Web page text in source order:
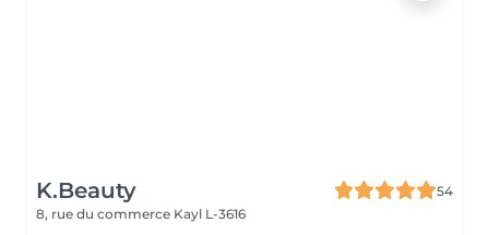
K.Beauty
54
8, rue du commerce Kayl L-3616